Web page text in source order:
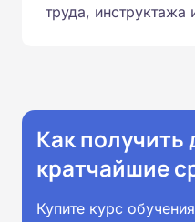
труда, инструктажа
Как получить
кратчайшие
Купите курс